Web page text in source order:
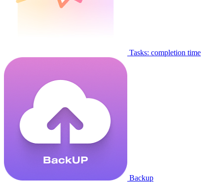
Tasks: completion time
Backup